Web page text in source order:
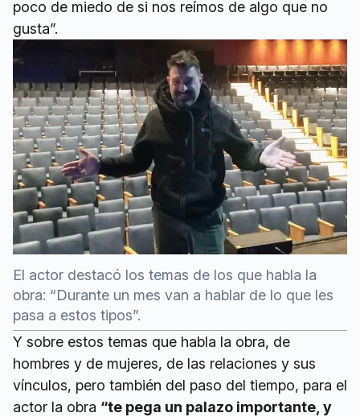
poco de miedo de si nos reímos de algo que no
gusta”.
El actor destacó los temas de los que habla la
obra: “Durante un mes van a hablar de lo que les
pasa a estos tipos”.
Y sobre estos temas que habla la obra, de
hombres y de mujeres, de las relaciones y sus
vínculos, pero también del paso del tiempo, para el
actor la obra “te pega un palazo importante, y